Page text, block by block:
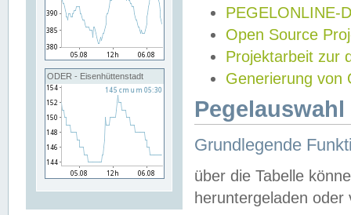
ODER - Eisenhüttenstadt
PEGELONLINE-
Open Source
Projektarbeit zur
Generierung von
Grundlegende
über die Tabelle
heruntergeladen oder